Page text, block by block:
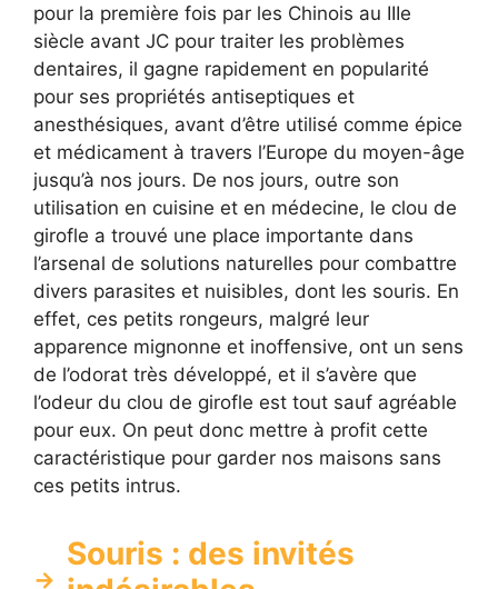
pour la première fois par les Chinois au IIIe
siècle avant JC pour traiter les problèmes
dentaires, il gagne rapidement en popularité
pour ses propriétés antiseptiques et
anesthésiques, avant d’être utilisé comme épice
et médicament à travers l’Europe du moyen-âge
jusqu’à nos jours. De nos jours, outre son
utilisation en cuisine et en médecine, le clou de
girofle a trouvé une place importante dans
l’arsenal de solutions naturelles pour combattre
divers parasites et nuisibles, dont les souris. En
effet, ces petits rongeurs, malgré leur
apparence mignonne et inoffensive, ont un sens
de l’odorat très développé, et il s’avère que
l’odeur du clou de girofle est tout sauf agréable
pour eux. On peut donc mettre à profit cette
caractéristique pour garder nos maisons sans
ces petits intrus.
Souris : des invités